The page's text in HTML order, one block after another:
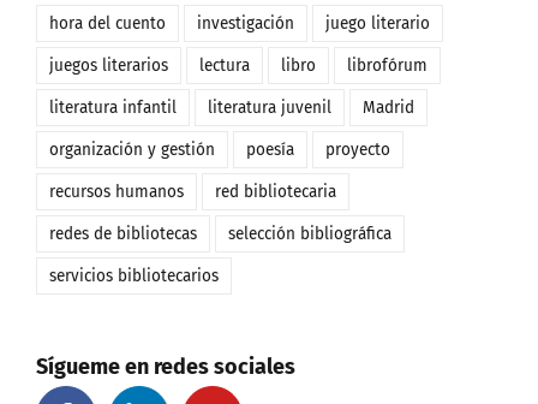
hora del cuento investigación juego literario
juegos literarios lectura libro librofórum
literatura infantil literatura juvenil Madrid
organización y gestión poesía proyecto
recursos humanos red bibliotecaria
redes de bibliotecas selección bibliográfica
servicios bibliotecarios
Sígueme en redes sociales